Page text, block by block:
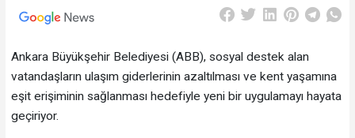
Ankara Büyükşehir Belediyesi (ABB), sosyal destek alan
vatandaşların ulaşım giderlerinin azaltılması ve kent yaşamına
eşit erişiminin sağlanması hedefiyle yeni bir uygulamayı hayata
geçiriyor.